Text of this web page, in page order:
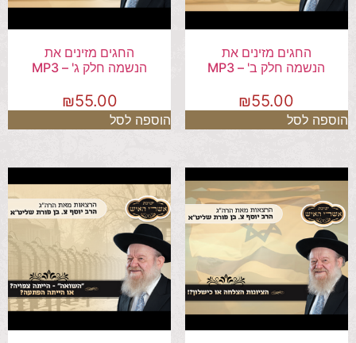
החגים מזינים את
הנשמה חלק ב' – MP3
₪55.00
הוספה לסל
החגים מזינים את
הנשמה חלק ג' – MP3
₪55.00
הוספה לסל